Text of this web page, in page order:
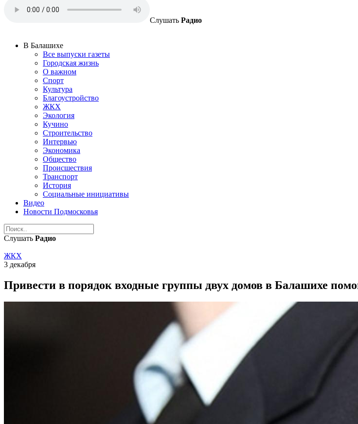
Слушать Радио
В Балашихе
Все выпуски газеты
Городская жизнь
О важном
Спорт
Культура
Благоустройство
ЖКХ
Экология
Кучино
Строительство
Интервью
Экономика
Общество
Происшествия
Транспорт
История
Социальные инициативы
Видео
Новости Подмосковья
Слушать Радио
ЖКХ
3 декабря
Привести в порядок входные группы двух домов в Балашихе